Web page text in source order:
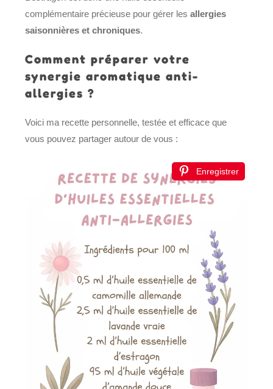
complémentaire précieuse pour gérer lesallergies
saisonnières et chroniques.
Comment préparer votre
synergie aromatique anti-
allergies ?
Voici ma recette personnelle, testée et efficace que
vous pouvez partager autour de vous :
Enregistrer